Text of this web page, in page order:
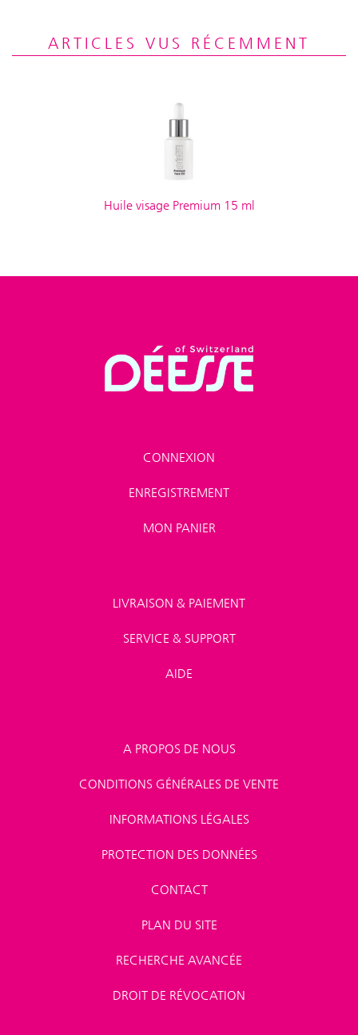
ARTICLES VUS RÉCEMMENT
Huile visage Premium 15 ml
CONNEXION
ENREGISTREMENT
MON PANIER
LIVRAISON & PAIEMENT
SERVICE & SUPPORT
AIDE
A PROPOS DE NOUS
CONDITIONS GÉNÉRALES DE VENTE
INFORMATIONS LÉGALES
PROTECTION DES DONNÉES
CONTACT
PLAN DU SITE
RECHERCHE AVANCÉE
DROIT DE RÉVOCATION